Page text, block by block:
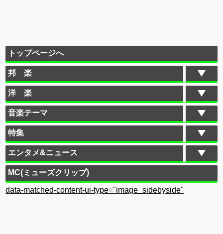
トップページへ
邦 楽
洋 楽
音楽テーマ
特集
エンタメ&ニュース
MC(ミューズクリップ)
data-matched-content-ui-type="image_sidebyside"